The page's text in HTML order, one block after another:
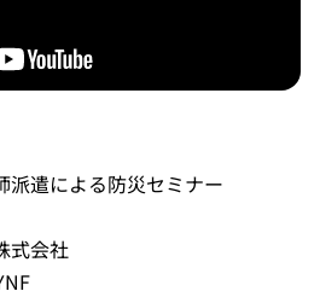
派遣による防災セミナー
式会社